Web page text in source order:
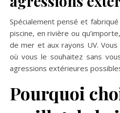
Spécialement pensé et
piscine, en rivière ou
de mer et aux rayons UV.
où vous le souhaitez sans
agressions extérieures
Pourquoi